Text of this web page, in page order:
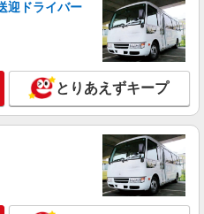
迎ドライバー
とりあえずキープ